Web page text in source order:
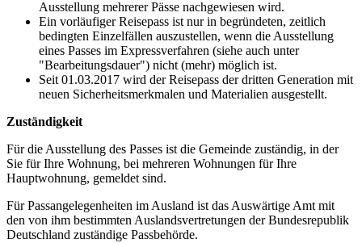
Ausstellung mehrerer Pässe nachgewiesen wird.
Ein vorläufiger Reisepass ist nur in begründeten, zeitlich
bedingten Einzelfällen auszustellen, wenn die Ausstellung
eines Passes im Expressverfahren (siehe auch unter
"Bearbeitungsdauer") nicht (mehr) möglich ist.
Seit 01.03.2017 wird der Reisepass der dritten Generation mit
neuen Sicherheitsmerkmalen und Materialien ausgestellt.
Zuständigkeit
Für die Ausstellung des Passes ist die Gemeinde zuständig, in der
Sie für Ihre Wohnung, bei mehreren Wohnungen für Ihre
Hauptwohnung, gemeldet sind.
Für Passangelegenheiten im Ausland ist das Auswärtige Amt mit
den von ihm bestimmten Auslandsvertretungen der Bundesrepublik
Deutschland zuständige Passbehörde.